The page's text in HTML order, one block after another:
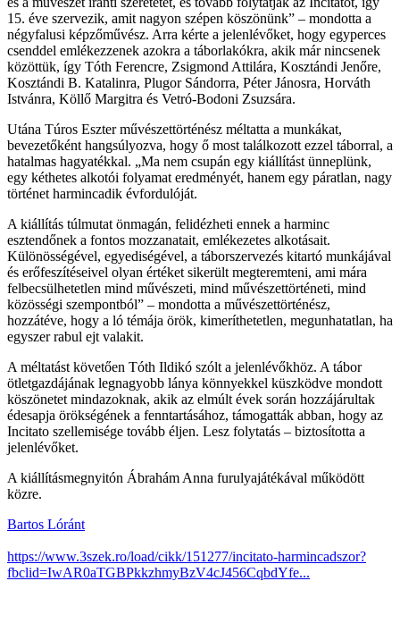
15. éve szervezik, amit nagyon szépen köszönünk” – mondotta a
négyfalusi képzőművész. Arra kérte a jelenlévőket, hogy egyperces
csenddel emlékezzenek azokra a táborlakókra, akik már nincsenek
közöttük, így Tóth Ferencre, Zsigmond Attilára, Kosztándi Jenőre,
Kosztándi B. Katalinra, Plugor Sándorra, Péter Jánosra, Horváth
Istvánra, Köllő Margitra és Vetró-Bodoni Zsuzsára.
Utána Túros Eszter művészettörténész méltatta a munkákat,
bevezetőként hangsúlyozva, hogy ő most találkozott ezzel táborral, a
hatalmas hagyatékkal. „Ma nem csupán egy kiállítást ünneplünk,
egy kéthetes alkotói folyamat eredményét, hanem egy páratlan, nagy
történet harmincadik évfordulóját.
A kiállítás túlmutat önmagán, felidézheti ennek a harminc
esztendőnek a fontos mozzanatait, emlékezetes alkotásait.
Különösségével, egyediségével, a táborszervezés kitartó munkájával
és erőfeszítéseivel olyan értéket sikerült megteremteni, ami mára
felbecsülhetetlen mind művészeti, mind művészettörténeti, mind
közösségi szempontból” – mondotta a művészettörténész,
hozzátéve, hogy a ló témája örök, kimeríthetetlen, megunhatatlan, ha
egyszer rabul ejt valakit.
A méltatást követően Tóth Ildikó szólt a jelenlévőkhöz. A tábor
ötletgazdájának legnagyobb lánya könnyekkel küszködve mondott
köszönetet mindazoknak, akik az elmúlt évek során hozzájárultak
édesapja örökségének a fenntartásához, támogatták abban, hogy az
Incitato szellemisége tovább éljen. Lesz folytatás – biztosította a
jelenlévőket.
A kiállításmegnyitón Ábrahám Anna furulyajátékával működött
közre.
Bartos Lóránt
https://www.3szek.ro/load/cikk/151277/incitato-harmincadszor?
fbclid=IwAR0aTGBPkkzhmyBzV4cJ456CqbdYfe...